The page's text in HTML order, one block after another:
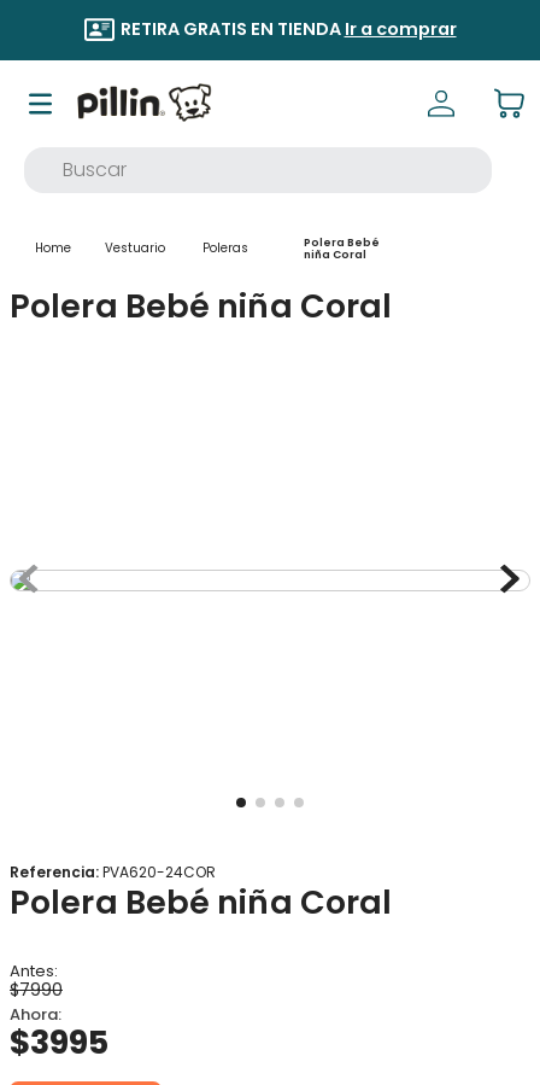
RETIRA GRATIS EN TIENDA Ir a comprar
Vestuario Poleras
Polera Bebé
niña Coral
Polera Bebé niña Coral
Referencia:PVA620-24COR
Polera Bebé niña Coral
$7990
$3995
buzo
2 .
osito
9.
panty